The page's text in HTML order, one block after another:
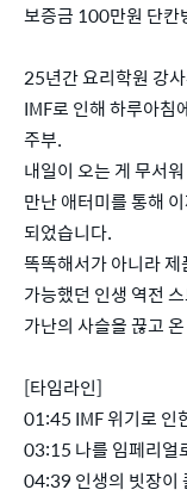
보증금 100만원 단칸
25년간 요리학원 강
IMF로 인해 하루아침
주부.
내일이 오는 게 무서
만난 애터미를 통해
되었습니다.
똑똑해서가 아니라
가능했던 인생 역전
가난의 사슬을 끊고
[타임라인]
01:45 IMF 위기로 인
03:15 나를 임페리얼
04:39 인생의 빗장이